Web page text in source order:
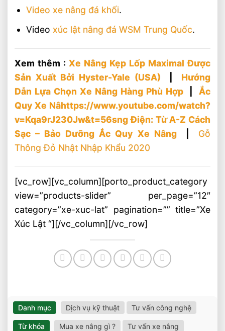
Video xe nâng đá khối.
Video xúc lật nâng đá WSM Trung Quốc.
Xem thêm :Xe Nâng Kẹp Lốp Maximal Được
Sản Xuất Bởi Hyster-Yale (USA)
Hướng
Dẫn Lựa Chọn Xe Nâng Hàng Phù Hợp| Ắc
Quy Xe Nâhttps://www.youtube.com/watch?
v=Kqa9rJ230Jw&t=56sng Điện: Từ A-Z Cách
Sạc – Bảo Dưỡng Ắc Quy Xe Nâng| Gỗ
Thông Đỏ Nhật Nhập Khẩu 2020
[vc_row][vc_column][porto_product_category
view=”products-slider” per_page=”12″
category=”xe-xuc-lat” pagination=”” title=”Xe
Xúc Lật “][/vc_column][/vc_row]
Danh mục Dịch vụ kỹ thuật Tư vấn công nghệ
Từ khóa Mua xe nâng gì ? Tư vấn xe nâng